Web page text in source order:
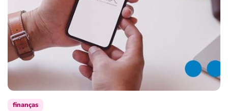
finanças